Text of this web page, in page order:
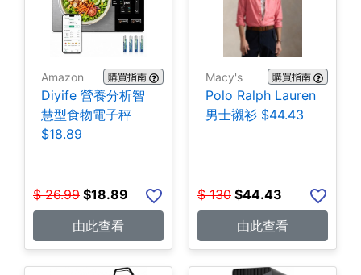
Amazon 購買指南
Diyife 營養分析智
慧型食物電子秤
$18.89
$ 26.99 $18.89
由此查看
Macy's 購買指南
Polo Ralph Lauren
男士襯衫 $44.43
$ 130 $44.43
由此查看